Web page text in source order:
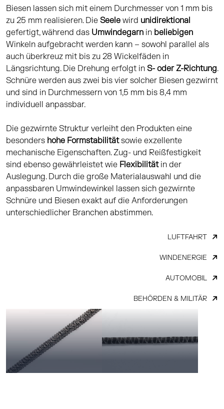
Biesen lassen sich mit einem Durchmesser von 1 mm bis
zu 25 mm realisieren. Die Seele wird unidirektional
gefertigt, während das Umwindegarn in beliebigen
Winkeln aufgebracht werden kann – sowohl parallel als
auch überkreuz mit bis zu 28 Wickelfäden in
Längsrichtung. Die Drehung erfolgt in S- oder Z-Richtung.
Schnüre werden aus zwei bis vier solcher Biesen gezwirnt
und sind in Durchmessern von 1,5 mm bis 8,4 mm
individuell anpassbar.
Die gezwirnte Struktur verleiht den Produkten eine
besonders hohe Formstabilitätsowie exzellente
mechanische Eigenschaften. Zug- und Reißfestigkeit
sind ebenso gewährleistet wie Flexibilität in der
Auslegung. Durch die große Materialauswahl und die
anpassbaren Umwindewinkel lassen sich gezwirnte
Schnüre und Biesen exakt auf die Anforderungen
unterschiedlicher Branchen abstimmen.
LUFTFAHRT
WINDENERGIE
AUTOMOBIL
BEHÖRDEN & MILITÄR